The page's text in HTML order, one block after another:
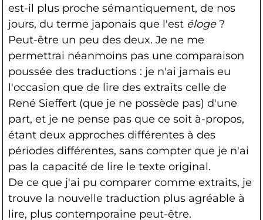
est-il plus proche sémantiquement, de nos
jours, du terme japonais que l'est éloge?
Peut-être un peu des deux. Je ne me
permettrai néanmoins pas une comparaison
poussée des traductions : je n'ai jamais eu
l'occasion que de lire des extraits celle de
René Sieffert (que je ne possède pas) d'une
part, et je ne pense pas que ce soit à-propos,
étant deux approches différentes à des
périodes différentes, sans compter que je n'ai
pas la capacité de lire le texte original.
De ce que j'ai pu comparer comme extraits, je
trouve la nouvelle traduction plus agréable à
lire, plus contemporaine peut-être.